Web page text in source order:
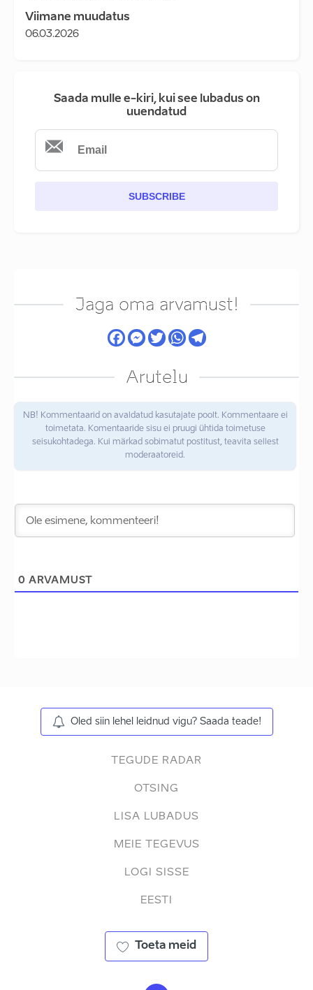
Viimane muudatus
06.03.2026
Saada mulle e-kiri, kui see lubadus on
uuendatud
SUBSCRIBE
Jaga oma arvamust!
Arutelu
NB! Kommentaarid on avaldatud kasutajate poolt. Kommentaare ei
toimetata. Komentaaride sisu ei pruugi ühtida toimetuse
seisukohtadega. Kui märkad sobimatut postitust, teavita sellest
moderaatoreid.
0 ARVAMUST
Oled siin lehel leidnud vigu? Saada teade!
TEGUDE RADAR
OTSING
LISA LUBADUS
MEIE TEGEVUS
LOGI SISSE
EESTI
Toeta meid